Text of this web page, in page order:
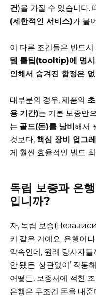
건)을 가질 수 있습니다.
(제한적인 서비스)가 붙
이 다른 조건들은 반드시
템 툴팁(tooltip)에 명시
인해서 숨겨진 함정은 없
대부분의 경우, 제품의
용 기간)는 기본 보증만
는 골드(돈)를 낭비해서
것보다, 핵심 장비 업그
게 훨씬 효율적인 빌드
독립 보증과 은
입니까?
자, 독립 보증
키 같은 거예요. 은행이
약속인데, 원래 당사자
안 됐든 ‘상관없이’ 작동
어떻든, 보증서에 적힌
은행은 무조건 돈을 내